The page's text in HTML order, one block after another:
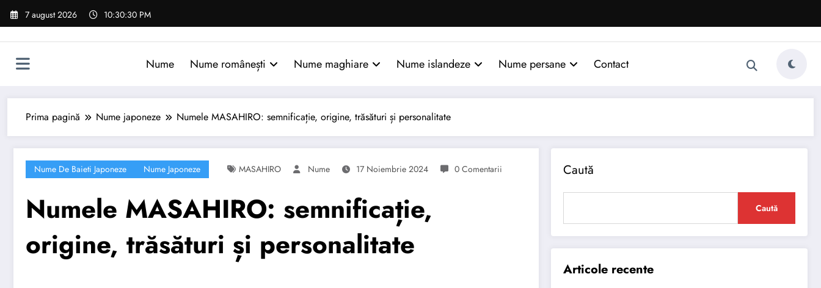
Sari
7 august 2026 10:30:31 PM
Nume Nume românești Nume maghiare Nume islandeze Nume persane Contact
Prima pagină Nume japoneze Numele MASAHIRO: semnificație, origine, trăsături și personalitate
Nume De Baieti Japoneze Nume Japoneze MASAHIRO Nume 17 Noiembrie 2024 0 Comentarii
Numele MASAHIRO: semnificație,
origine, trăsături și personalitate
Caută
Caută
Articole recente